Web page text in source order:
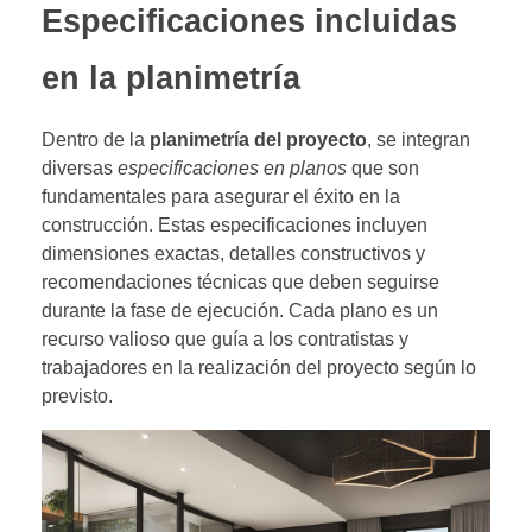
Especificaciones incluidas
en la planimetría
Dentro de la planimetría del proyecto, se integran
diversas especificaciones en planos que son
fundamentales para asegurar el éxito en la
construcción. Estas especificaciones incluyen
dimensiones exactas, detalles constructivos y
recomendaciones técnicas que deben seguirse
durante la fase de ejecución. Cada plano es un
recurso valioso que guía a los contratistas y
trabajadores en la realización del proyecto según lo
previsto.